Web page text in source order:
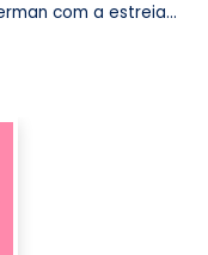
com a estreia...